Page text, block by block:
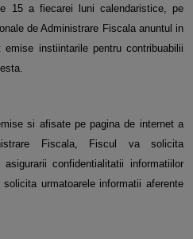
15 a fiecarei luni calendaristice, pe
de Administrare Fiscala anuntul in
instiintarile pentru contribuabilii
si afisate pe pagina de internet a
Fiscala, Fiscul va solicita
confidentialitatii informatiilor
urmatoarele informatii aferente